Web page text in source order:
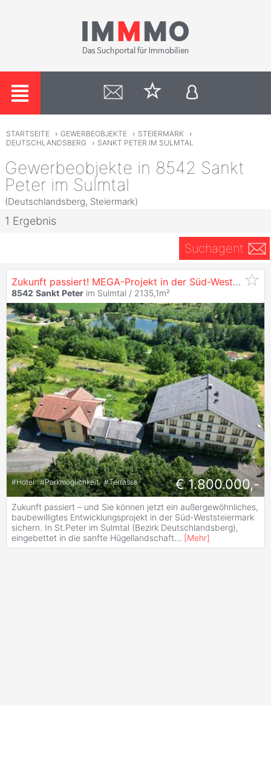
STARTSEITE › GEWERBEOBJEKTE › STEIERMARK
›
DEUTSCHLANDSBERG
› SANKT PETER IM SULMTAL
Gewerbeobjekte in 8542 Sankt
Peter im Sulmtal
(Deutschlandsberg, Steiermark)
1 Ergebnis
Suchagent
Zukunft passiert! MEGA-Projekt in der Süd-Weststeiermark!
8542 Sankt Peter im Sulmtal / 2135,1m²
#Hotel #Parkmöglichkeit #Terrasse € 1.800.000,-
Zukunft passiert – und Sie können jetzt ein außergewöhnliches,
baubewilligtes Entwicklungsprojekt in der Süd‑Weststeiermark
sichern. In St.Peter im Sulmtal (Bezirk Deutschlandsberg),
eingebettet in die sanfte Hügellandschaft... [Mehr]